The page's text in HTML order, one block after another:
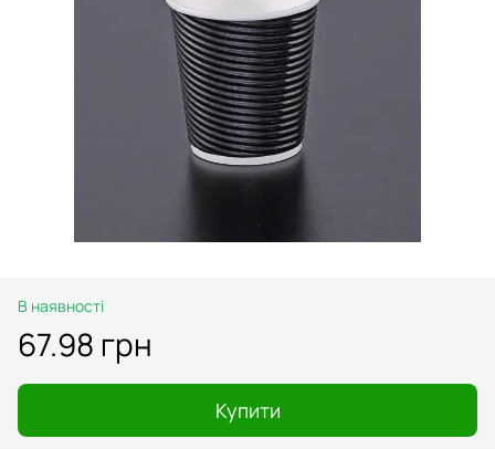
В наявності
67.98 грн
Купити